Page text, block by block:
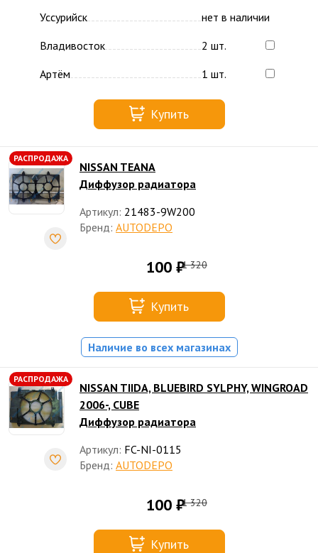
Уссурийск
нет в наличии
Владивосток
2 шт.
Артём
1 шт.
Купить
РАСПРОДАЖА
NISSAN TEANA
Диффузор радиатора
Артикул: 21483-9W200
Бренд: AUTODEPO
100 ₽1 320
Купить
Наличие во всех магазинах
РАСПРОДАЖА
NISSAN TIIDA, BLUEBIRD SYLPHY, WINGROAD
2006-, CUBE
Диффузор радиатора
Артикул: FC-NI-0115
Бренд: AUTODEPO
100 ₽1 320
Купить